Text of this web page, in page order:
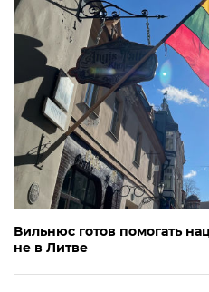
Вильнюс готов помогать
не в Литве